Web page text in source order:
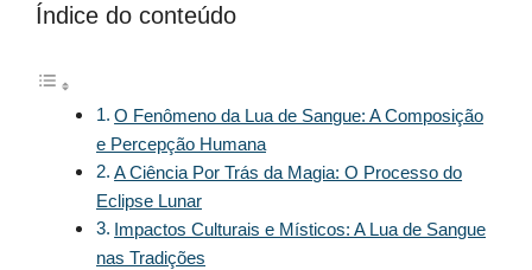
Índice do conteúdo
O Fenômeno da Lua de Sangue: A Composição
e Percepção Humana
A Ciência Por Trás da Magia: O Processo do
Eclipse Lunar
Impactos Culturais e Místicos: A Lua de Sangue
nas Tradições